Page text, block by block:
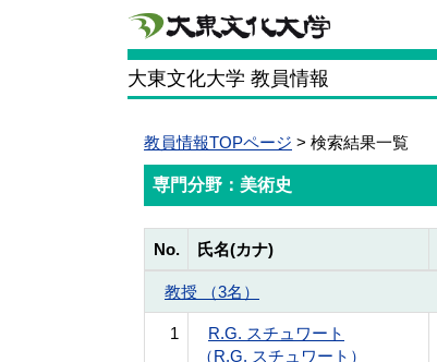
大東文化大学 教員情報
教員情報TOPページ > 検索結果一覧
専門分野：美術史
No. 氏名(カナ)
教授 （3名）
1
R.G. スチュワート
（R.G. スチュワート）